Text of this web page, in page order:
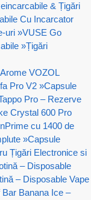
& Țigări
Cu Incarcator
uri »VUSE Go
»Țigări
Arome VOZOL
Pro V2 »Capsule
Pro – Rezerve
Crystal 600 Pro
cu 1400 de
»Capsule
Țigări Electronice si
– Disposable
– Disposable Vape
Bar Banana Ice –